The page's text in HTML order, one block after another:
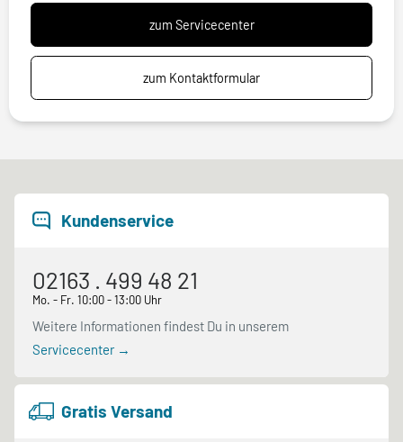
zum Servicecenter
zum Kontaktformular
Kundenservice
02163 . 499 48 21
Mo. - Fr. 10:00 - 13:00 Uhr
Weitere Informationen findest Du in unserem
Servicecenter →
Gratis Versand